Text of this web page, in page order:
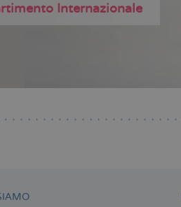
Internazionale